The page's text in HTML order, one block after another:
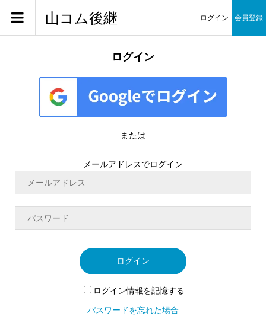
山コム後継 ログイン 会員登録
ログイン
または
メールアドレスでログイン
ログイン
ログイン情報を記憶する
パスワードを忘れた場合